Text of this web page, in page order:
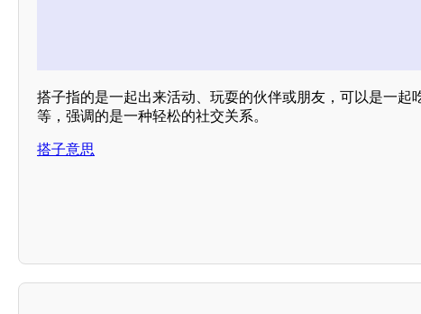
搭子指的是一起出来活动、玩耍的伙伴或朋友，可以是一起
等，强调的是一种轻松的社交关系。
搭子意思